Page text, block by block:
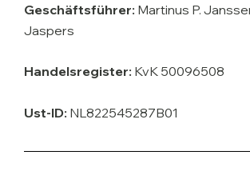
Geschäftsführer: Martinus P.
Jaspers
Handelsregister: KvK 50096508
Ust-ID: NL822545287B01